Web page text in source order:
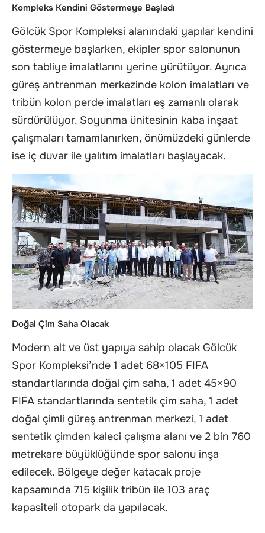
Kompleks Kendini Göstermeye Başladı
Gölcük Spor Kompleksi alanındaki yapılar kendini
göstermeye başlarken, ekipler spor salonunun
son tabliye imalatlarını yerine yürütüyor. Ayrıca
güreş antrenman merkezinde kolon imalatları ve
tribün kolon perde imalatları eş zamanlı olarak
sürdürülüyor. Soyunma ünitesinin kaba inşaat
çalışmaları tamamlanırken, önümüzdeki günlerde
ise iç duvar ile yalıtım imalatları başlayacak.
Doğal Çim Saha Olacak
Modern alt ve üst yapıya sahip olacak Gölcük
Spor Kompleksi’nde 1 adet 68×105 FIFA
standartlarında doğal çim saha, 1 adet 45×90
FIFA standartlarında sentetik çim saha, 1 adet
doğal çimli güreş antrenman merkezi, 1 adet
sentetik çimden kaleci çalışma alanı ve 2 bin 760
metrekare büyüklüğünde spor salonu inşa
edilecek. Bölgeye değer katacak proje
kapsamında 715 kişilik tribün ile 103 araç
kapasiteli otopark da yapılacak.